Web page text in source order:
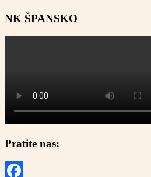
NK ŠPANSKO
Pratite nas: